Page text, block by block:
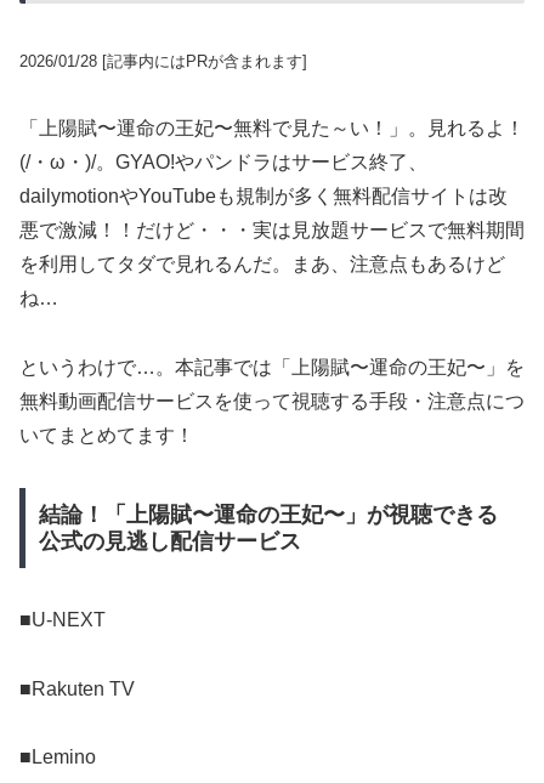
2026/01/28 [記事内にはPRが含まれます]
「上陽賦〜運命の王妃〜無料で見た～い！」。見れるよ！
(/・ω・)/。GYAO!やパンドラはサービス終了、
dailymotionやYouTubeも規制が多く無料配信サイトは改
悪で激減！！だけど・・・実は見放題サービスで無料期間
を利用してタダで見れるんだ。まあ、注意点もあるけど
ね…
というわけで…。本記事では「上陽賦〜運命の王妃〜」を
無料動画配信サービスを使って視聴する手段・注意点につ
いてまとめてます！
結論！「上陽賦〜運命の王妃〜」が視聴できる
公式の見逃し配信サービス
■U-NEXT
■Rakuten TV
■Lemino